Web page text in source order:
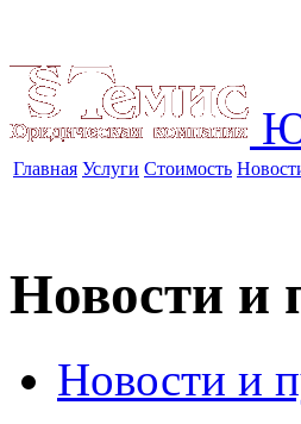
Главная Услуги Стоимость
Новости и
Новости и